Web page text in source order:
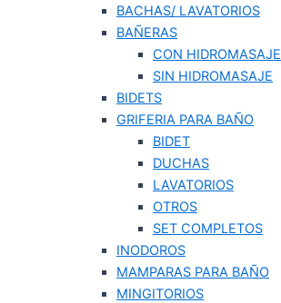
BACHAS/ LAVATORIOS
BAÑERAS
CON HIDROMASAJE
SIN HIDROMASAJE
BIDETS
GRIFERIA PARA BAÑO
BIDET
DUCHAS
LAVATORIOS
OTROS
SET COMPLETOS
INODOROS
MAMPARAS PARA BAÑO
MINGITORIOS